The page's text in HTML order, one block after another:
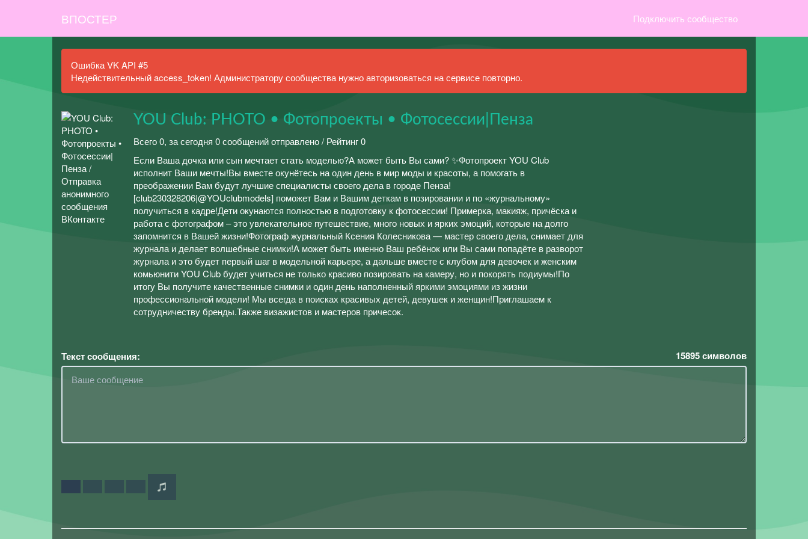
ВПОСТЕР Подключить сообщество
Ошибка VK API #5
Недействительный access_token! Администратору сообщества нужно авторизоваться на сервисе повторно.
YOU Club: PHOTO • Фотопроекты • Фотосессии|Пенза
Всего 0, за сегодня 0 сообщений отправлено / Рейтинг 0
Если Ваша дочка или сын мечтает стать моделью?А может быть Вы сами? ✨Фотопроект YOU Club
исполнит Ваши мечты!Вы вместе окунётесь на один день в мир моды и красоты, а помогать в
преображении Вам будут лучшие специалисты своего дела в городе Пенза!
[club230328206|@YOUclubmodels] поможет Вам и Вашим деткам в позировании и по «журнальному»
получиться в кадре!Дети окунаются полностью в подготовку к фотосессии! Примерка, макияж, причёска и
работа с фотографом – это увлекательное путешествие, много новых и ярких эмоций, которые на долго
запомнится в Вашей жизни!Фотограф журнальный Ксения Колесникова — мастер своего дела, снимает для
журнала и делает волшебные снимки!А может быть именно Ваш ребёнок или Вы сами попадёте в разворот
журнала и это будет первый шаг в модельной карьере, а дальше вместе с клубом для девочек и женским
комьюнити YOU Club будет учиться не только красиво позировать на камеру, но и покорять подиумы!По
итогу Вы получите качественные снимки и один день наполненный яркими эмоциями из жизни
профессиональной модели! Мы всегда в поисках красивых детей, девушек и женщин!Приглашаем к
сотрудничеству бренды.Также визажистов и мастеров причесок.
Текст сообщения: 15895символов